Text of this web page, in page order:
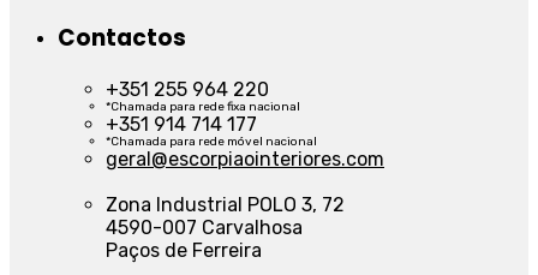
Contactos
+351 255 964 220
*Chamada para rede fixa nacional
+351 914 714 177
*Chamada para rede móvel nacional
geral@escorpiaointeriores.com
Zona Industrial POLO 3, 72
4590-007 Carvalhosa
Paços de Ferreira